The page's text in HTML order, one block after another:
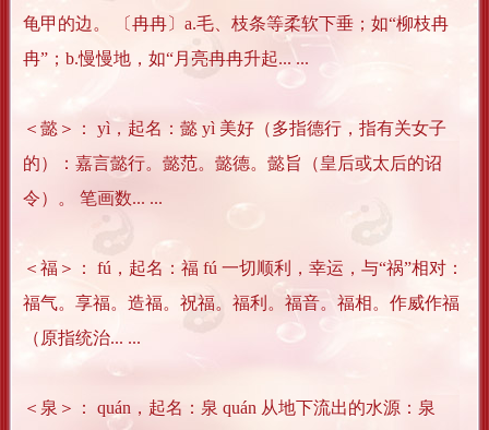
龟甲的边。 〔冉冉〕a.毛、枝条等柔软下垂；如“柳枝冉
冉”；b.慢慢地，如“月亮冉冉升起... ...
＜懿＞： yì，起名：懿 yì 美好（多指德行，指有关女子
的）：嘉言懿行。懿范。懿德。懿旨（皇后或太后的诏
令）。 笔画数... ...
＜福＞： fú，起名：福 fú 一切顺利，幸运，与“祸”相对：
福气。享福。造福。祝福。福利。福音。福相。作威作福
（原指统治... ...
＜泉＞： quán，起名：泉 quán 从地下流出的水源：泉